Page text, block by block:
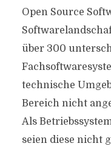
Open Source
über 300
technische
Bereich nicht
Als
seien diese nicht